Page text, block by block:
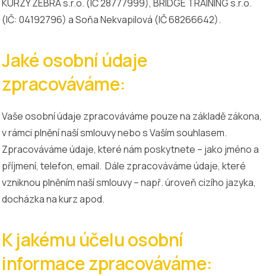
KURZY ZEBRA s.r.o. (IČ 28777999), BRIDGE TRAINING s.r.o.
(IČ: 04192796) a Soňa Nekvapilová (IČ 68266642).
Jaké osobní údaje
zpracováváme:
Vaše osobní údaje zpracováváme pouze na základě zákona,
v rámci plnění naší smlouvy nebo s Vaším souhlasem.
Zpracováváme údaje, které nám poskytnete – jako jméno a
příjmení, telefon, email. Dále zpracováváme údaje, které
vzniknou plněním naší smlouvy – např. úroveň cizího jazyka,
docházka na kurz apod.
K jakému účelu osobní
informace zpracováváme: